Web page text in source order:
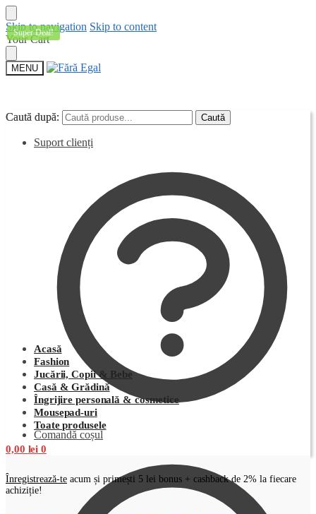
Skip to navigation Skip to content
Your Cart
MENU
Caută după: Caută
Suport clienți
Comandă coșul
Caută după: Caută
Acasă
Fashion
Jucării, Copii & Bebe
Casă & Grădină
Îngrijire personală & cosmetice
Mousepad-uri
Toate produsele
0,00 lei 0
Înregistrează-te acum și primești 5 lei bonus + cashback de 2% la fiecare
achiziție!
Super Deal!